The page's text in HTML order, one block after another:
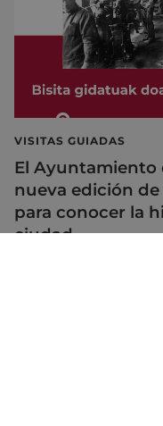
VISITAS GUIADAS
El Ayuntamiento
nueva edición
para conocer la
ciudad